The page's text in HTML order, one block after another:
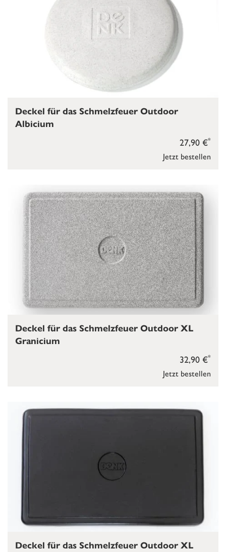
Jetzt bestellen
27,90 €*
Deckel für das Schmelzfeuer Outdoor
Albicium
Jetzt bestellen
32,90 €*
Deckel für das Schmelzfeuer Outdoor XL
Granicium
Deckel für das Schmelzfeuer Outdoor XL